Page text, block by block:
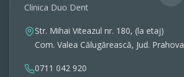
Clinica Duo Dent
Str. Mihai Viteazul nr. 180, (la etaj)
Com. Valea Călugărească, Jud. Prahova
0711 042 920